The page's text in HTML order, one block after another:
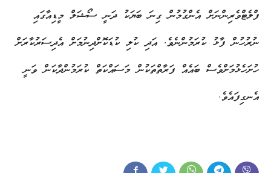
ފްލެޓްވެރިންނަށް އެންގުމުން ގިނަ ބަޔަކު ދަނީ ސޯޝަލް މީޑިއާގައި
ނުރުހުން ފާޅު ކުރަމުންނެވެ. އަދި ކުލި ކުޑަކޮށްދިނުމަށް އެދިސަރުކާރަށް
ހުށަހެޅުމަށްވެސް ބައެއް ފަރާތްތަކުން މަސައްކަތް ކުރަމުންދާކަން ވަނީ
އެނގިފައެވެ.